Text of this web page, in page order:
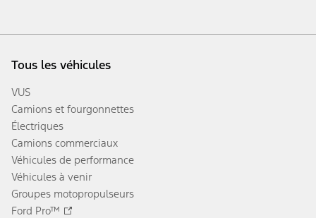
Tous les véhicules
VUS
Camions et fourgonnettes
Électriques
Camions commerciaux
Véhicules de performance
Véhicules à venir
Groupes motopropulseurs
Ford Pro™